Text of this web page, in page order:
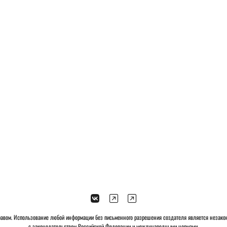
Использование любой информации без письменного разрешения создателя является